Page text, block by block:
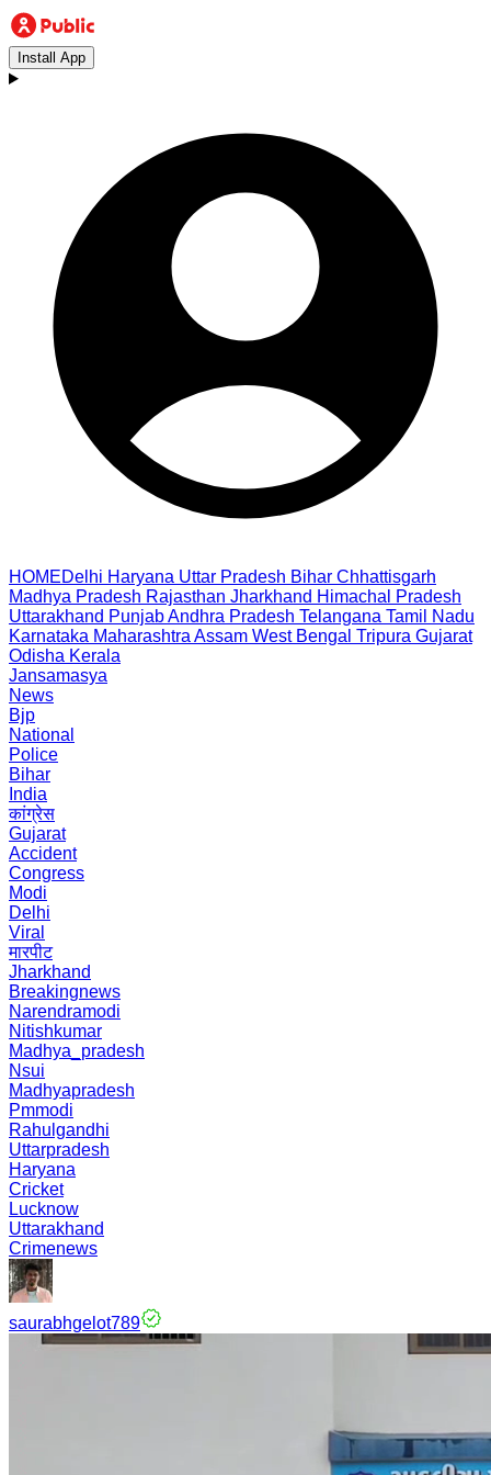
Install App
HOMEDelhi Haryana Uttar Pradesh Bihar Chhattisgarh
Madhya Pradesh Rajasthan Jharkhand Himachal Pradesh
Uttarakhand PunjabAndhra Pradesh Telangana Tamil Nadu
Karnataka Maharashtra Assam West Bengal Tripura Gujarat
Odisha Kerala
Jansamasya
News
Bjp
National
Police
Bihar
India
कांग्रेस
Gujarat
Accident
Congress
Modi
Delhi
Viral
मारपीट
Jharkhand
Breakingnews
Narendramodi
Nitishkumar
Madhya_pradesh
Nsui
Madhyapradesh
Pmmodi
Rahulgandhi
Uttarpradesh
Haryana
Cricket
Lucknow
Uttarakhand
Crimenews
saurabhgelot789